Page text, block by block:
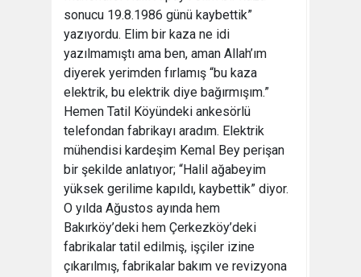
sonucu 19.8.1986 günü kaybettik”
yazıyordu. Elim bir kaza ne idi
yazılmamıştı ama ben, aman Allah’ım
diyerek yerimden fırlamış “bu kaza
elektrik, bu elektrik diye bağırmışım.”
Hemen Tatil Köyündeki ankesörlü
telefondan fabrikayı aradım. Elektrik
mühendisi kardeşim Kemal Bey perişan
bir şekilde anlatıyor; “Halil ağabeyim
yüksek gerilime kapıldı, kaybettik” diyor.
O yılda Ağustos ayında hem
Bakırköy’deki hem Çerkezköy’deki
fabrikalar tatil edilmiş, işçiler izine
çıkarılmış, fabrikalar bakım ve revizyona